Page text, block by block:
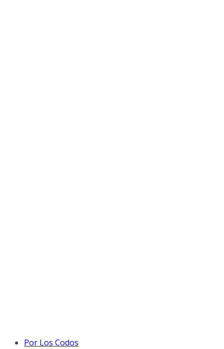
Por Los Codos